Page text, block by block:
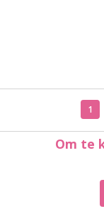
1
Om te